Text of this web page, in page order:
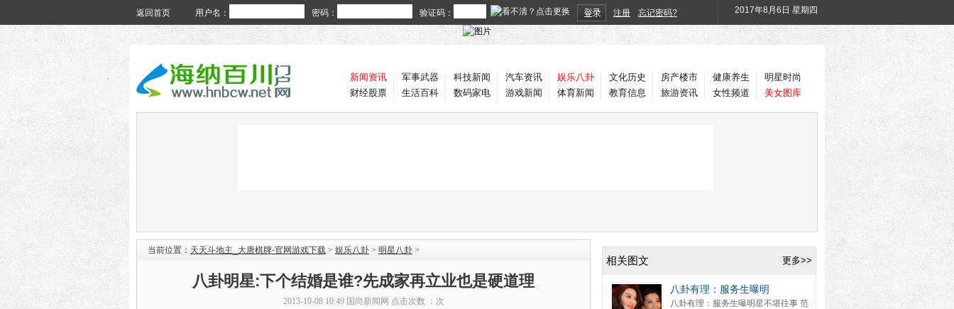
返回首页 用户名： 密码： 验证码： 注册 忘记密码? 2017年8月6日 星期四
新闻资讯
财经股票
军事武器
生活百科
科技新闻
数码家电
汽车资讯
游戏新闻
娱乐八卦
体育新闻
文化历史
教育信息
房产楼市
旅游资讯
健康养生
女性频道
明星时尚
美女图库
当前位置： 天天斗地主_大唐棋牌-官网游戏下载 > 娱乐八卦 > 明星八卦 >
八卦明星:下个结婚是谁?先成家再立业也是硬道理
2013-10-08 10:49 国尚新闻网 点击次数 ： 次
更多>>
相关图文
八卦有理：服务生曝明
八卦有理：服务生曝明星不堪往事 范